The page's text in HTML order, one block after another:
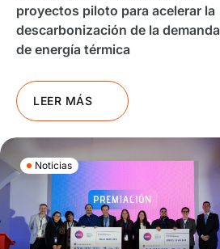
proyectos piloto para acelerar la
descarbonización de la demanda
de energía térmica
LEER MÁS
Noticias